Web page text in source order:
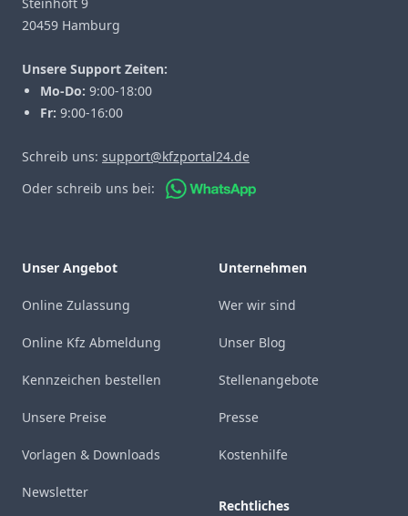
20459 Hamburg
Unsere Support Zeiten:
Mo-Do: 9:00-18:00
Fr: 9:00-16:00
Schreib uns: support@kfzportal24.de
Oder schreib uns bei:
Unser Angebot
Online Zulassung
Online Kfz Abmeldung
Kennzeichen bestellen
Unsere Preise
Vorlagen & Downloads
Newsletter
Unternehmen
Wer wir sind
Unser Blog
Stellenangebote
Presse
Kostenhilfe
Rechtliches